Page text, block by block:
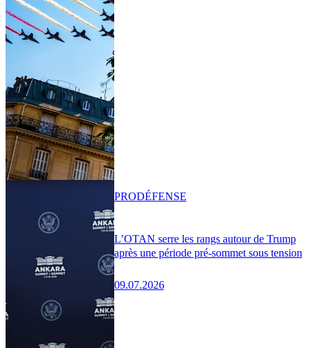
L’OTAN serre les rangs autour de Trump
après une période pré-sommet sous tension
09.07.2026
PRODÉFENSE